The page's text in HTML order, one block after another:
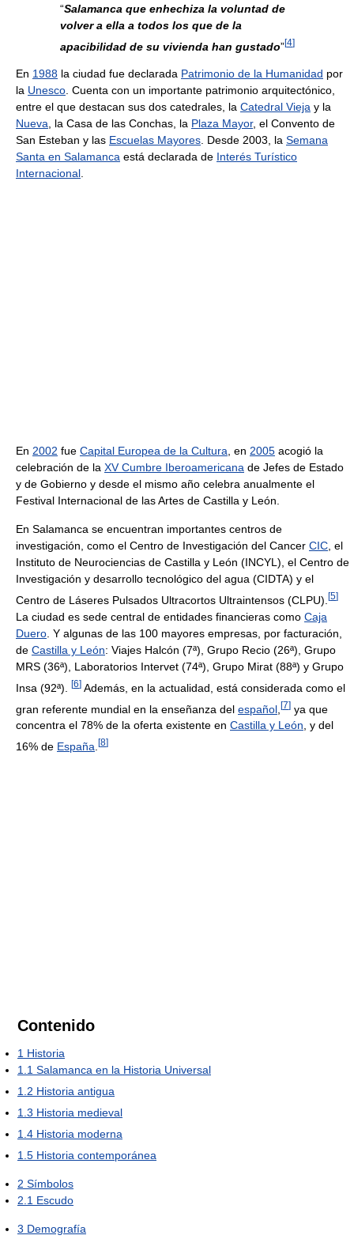
“Salamanca que enhechiza la voluntad de
volver a ella a todos los que de la
apacibilidad de su vivienda han gustado”[4]
En 1988 la ciudad fue declarada Patrimonio de la Humanidad por
la Unesco. Cuenta con un importante patrimonio arquitectónico,
entre el que destacan sus dos catedrales, la Catedral Vieja y la
Nueva, la Casa de las Conchas, la Plaza Mayor, el Convento de
San Esteban y las Escuelas Mayores. Desde 2003, la Semana
Santa en Salamanca está declarada de Interés Turístico
Internacional.
En 2002 fue Capital Europea de la Cultura, en 2005 acogió la
celebración de la XV Cumbre Iberoamericana de Jefes de Estado
y de Gobierno y desde el mismo año celebra anualmente el
Festival Internacional de las Artes de Castilla y León.
En Salamanca se encuentran importantes centros de
investigación, como el Centro de Investigación del Cancer CIC, el
Instituto de Neurociencias de Castilla y León (INCYL), el Centro de
Investigación y desarrollo tecnológico del agua (CIDTA) y el
Centro de Láseres Pulsados Ultracortos Ultraintensos (CLPU). [5]
La ciudad es sede central de entidades financieras como Caja
Duero . Y algunas de las 100 mayores empresas, por facturación,
de Castilla y León: Viajes Halcón (7ª), Grupo Recio (26ª), Grupo
MRS (36ª), Laboratorios Intervet (74ª), Grupo Mirat (88ª) y Grupo
Insa (92ª).
[6] Además, en la actualidad, está considerada como el
gran referente mundial en la enseñanza del español [7] ya que
concentra el 78% de la oferta existente en Castilla y León, y del
16% de España [8]
Contenido
1 Historia
1.1 Salamanca en la Historia Universal
1.2 Historia antigua
1.3 Historia medieval
1.4 Historia moderna
1.5 Historia contemporánea
2 Símbolos
2.1 Escudo
3 Demografía